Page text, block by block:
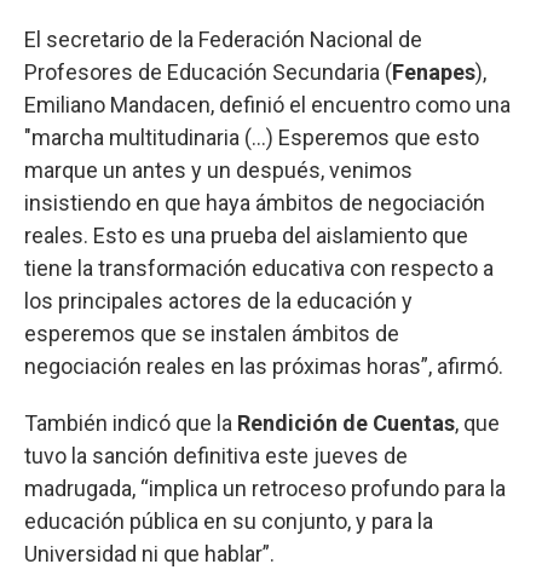
El secretario de la Federación Nacional de
Profesores de Educación Secundaria (Fenapes),
Emiliano Mandacen, definió el encuentro como una
"marcha multitudinaria (...) Esperemos que esto
marque un antes y un después, venimos
insistiendo en que haya ámbitos de negociación
reales. Esto es una prueba del aislamiento que
tiene la transformación educativa con respecto a
los principales actores de la educación y
esperemos que se instalen ámbitos de
negociación reales en las próximas horas”, afirmó.
También indicó que la Rendición de Cuentas, que
tuvo la sanción definitiva este jueves de
madrugada, “implica un retroceso profundo para la
educación pública en su conjunto, y para la
Universidad ni que hablar”.